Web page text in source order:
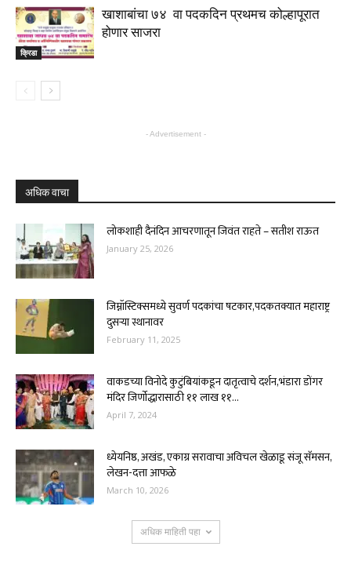
क्रिडा
खाशाबांचा ७४ वा पदकदिन प्रथमच कोल्हापूरात
होणार साजरा
- Advertisement -
अधिक वाचा
लोकशाही दैनंदिन आचरणातून जिवंत राहते – सतीश राऊत
January 25, 2026
जिम्नॉस्टिक्समध्ये सुवर्ण पदकांचा षटकार,पदकतक्यात महाराष्ट्र
दुसर्‍या स्थानावर
February 11, 2025
वाकडच्या विनोदे कुटुंबियांकडून दातृत्वाचे दर्शन,भंडारा डोंगर
मंदिर जिर्णोद्धारासाठी ११ लाख ११...
April 7, 2024
ध्येयनिष्ठ, अखंड, एकाग्र सरावाचा अविचल खेळाडू संजू सॅमसन,
लेखन-दत्ता आफळे
March 10, 2026
अधिक माहिती पहा